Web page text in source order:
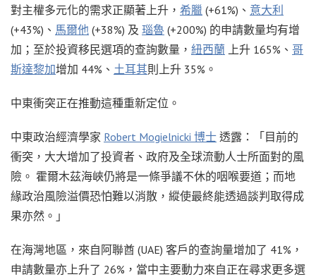
對主權多元化的需求正顯著上升， 希臘 (+61%)、 意大利
(+43%)、 馬爾他 (+38%) 及 瑙魯 (+200%) 的申請數量均有增
加；至於投資移民選項的查詢數量， 紐西蘭 上升 165%、 哥
斯達黎加增加 44%、 土耳其則上升 35%。
中東衝突正在推動這種重新定位。
中東政治經濟學家 Robert Mogielnicki 博士 透露：「目前的
衝突，大大增加了投資者、政府及全球流動人士所面對的風
險。 霍爾木茲海峽仍將是一條爭議不休的咽喉要道；而地
緣政治風險溢價恐怕難以消散，縱使最終能透過談判取得成
果亦然。」
在海灣地區，來自阿聯酋 (UAE) 客戶的查詢量增加了 41%，
申請數量亦上升了 26%，當中主要動力來自正在尋求更多選